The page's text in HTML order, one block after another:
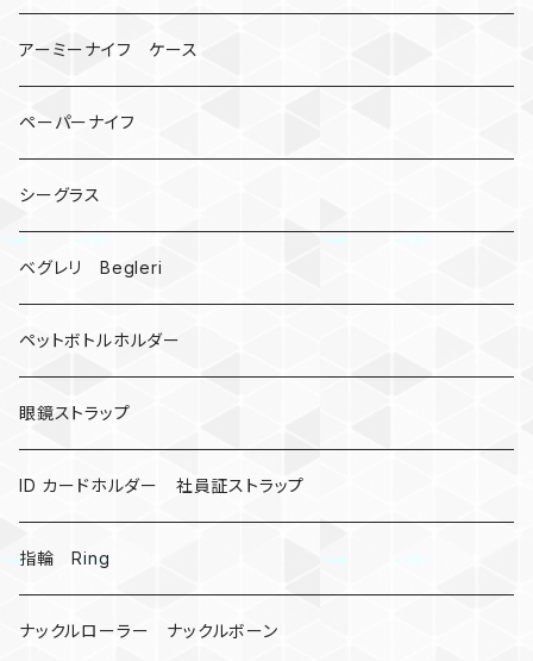
ビーズ
手裏剣
クロス十字架
ドリームキャッチャー
カウベル 熊鈴
昆虫
ミツバチ
AirTag
戦国武将、侍
悪魔の鍵
カードケース
アーミーナイフ ケース
ペーパーナイフ
シーグラス
ベグレリ Begleri
ペットボトルホルダー
眼鏡ストラップ
ID カードホルダー 社員証ストラップ
指輪 Ring
ナックルローラー ナックルボーン